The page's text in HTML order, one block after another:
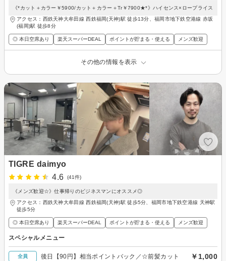
《*カット＋カラー￥5900/カット＋カラー＋Tr￥7900★*》ハイセンス×ロープライス
アクセス：西鉄天神大牟田線 西鉄福岡(天神)駅 徒歩13分、福岡市地下鉄空港線 赤坂
(福岡)駅 徒歩8分
◎ 本日空席あり 楽天スーパーDEAL ポイントが貯まる・使える メンズ歓迎
その他の情報を表示
TIGRE daimyo
4.6
(41件)
《メンズ歓迎☆》仕事帰りのビジネスマンにオススメ◎
アクセス：西鉄天神大牟田線 西鉄福岡(天神)駅 徒歩5分、福岡市地下鉄空港線 天神駅
徒歩5分
◎ 本日空席あり 楽天スーパーDEAL ポイントが貯まる・使える メンズ歓迎
スペシャルメニュー
全員 後日【90円】相当ポイントバック／☆前髪カット ￥1,000